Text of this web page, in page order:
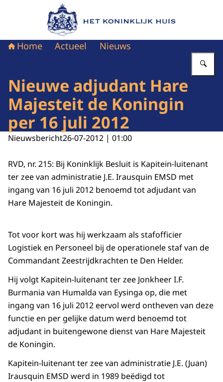
Naar de homepage van Het Koninklijk Huis
Home Actueel Nieuws
Nieuwe adjudant Hare
Majesteit de Koningin
per 16 juli 2012
Nieuwsbericht26-07-2012 | 01:00
RVD, nr. 215: Bij Koninklijk Besluit is Kapitein-luitenant
ter zee van administratie J.E. Irausquin EMSD met
ingang van 16 juli 2012 benoemd tot adjudant van
Hare Majesteit de Koningin.
Tot voor kort was hij werkzaam als stafofficier
Logistiek en Personeel bij de operationele staf van de
Commandant Zeestrijdkrachten te Den Helder.
Hij volgt Kapitein-luitenant ter zee Jonkheer I.F.
Burmania van Humalda van Eysinga op, die met
ingang van 16 juli 2012 eervol werd ontheven van deze
functie en per gelijke datum werd benoemd tot
adjudant in buitengewone dienst van Hare Majesteit
de Koningin.
Kapitein-luitenant ter zee van administratie J.E. (Juan)
Irausquin EMSD werd in 1989 beëdigd tot